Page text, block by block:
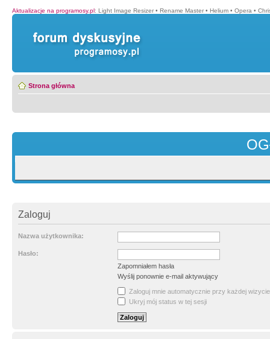
Aktualizacje na programosy.pl: Light Image Resizer • Rename Master • Helium • Opera •
Strona główna
Zaloguj
Nazwa użytkownika:
Hasło:
Zapomniałem hasła
Wyślij ponownie e-mail aktywujący
Zaloguj mnie automatycznie przy każdej wizycie
Ukryj mój status w tej sesji